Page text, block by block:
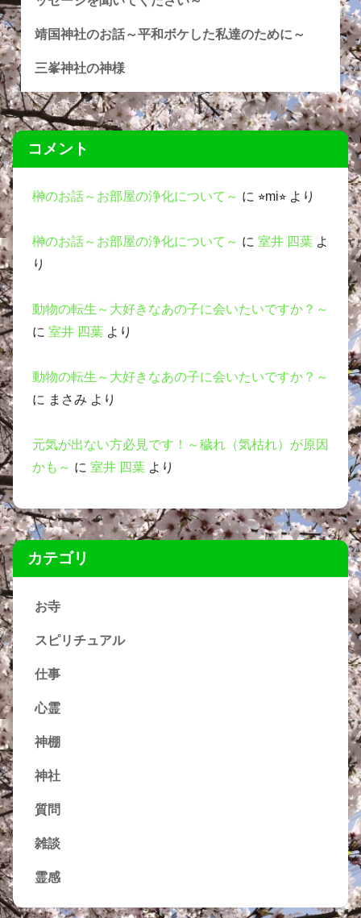
靖国神社のお話～平和ボケした私達のために～
三峯神社の神様
コメント
榊のお話～お部屋の浄化について～ に ⭐︎mi⭐︎ より
榊のお話～お部屋の浄化について～ に 室井 四葉 よ
り
動物の転生～大好きなあの子に会いたいですか？～
に 室井 四葉 より
動物の転生～大好きなあの子に会いたいですか？～
に まさみ より
元気が出ない方必見です！～穢れ（気枯れ）が原因
かも～ に 室井 四葉 より
カテゴリ
お寺
スピリチュアル
仕事
心霊
神棚
神社
質問
雑談
霊感